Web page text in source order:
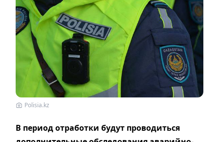
Polisia.kz
В период отработки будут проводиться